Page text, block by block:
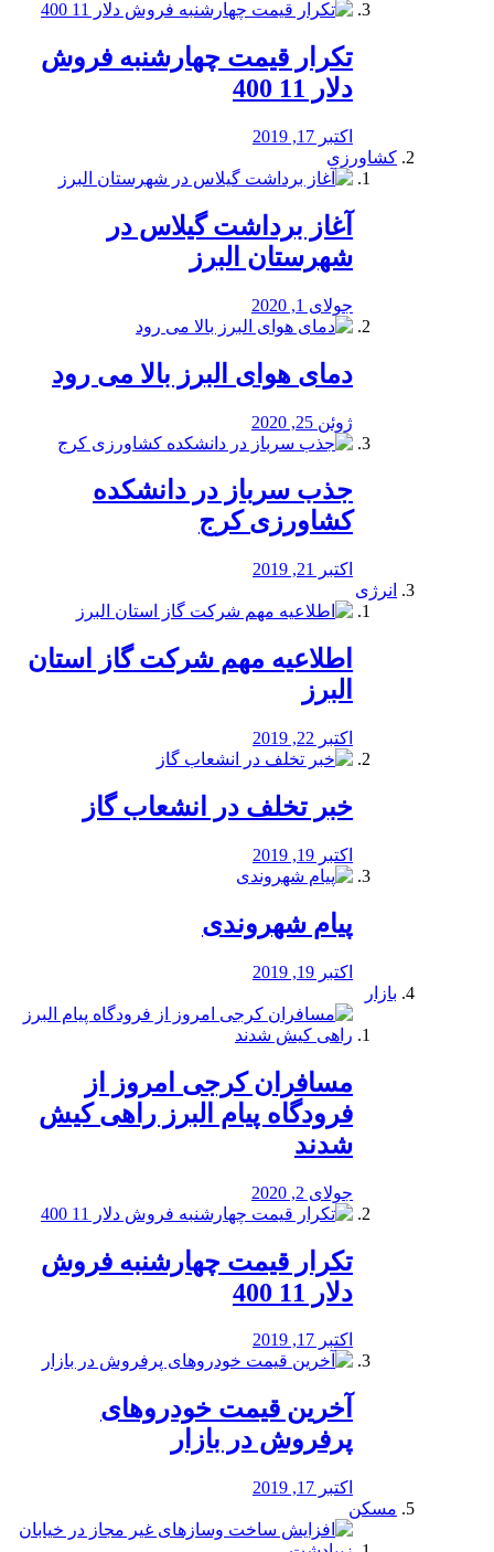
تکرار قیمت چهارشنبه فروش
دلار 11 400
اکتبر 17, 2019
کشاورزی
آغاز برداشت گیلاس در
شهرستان البرز
جولای 1, 2020
دمای هوای البرز بالا می رود
ژوئن 25, 2020
جذب سرباز در دانشکده
کشاورزی کرج
اکتبر 21, 2019
انرژی
️اطلاعیه مهم شرکت گاز استان
البرز
اکتبر 22, 2019
خبر تخلف در انشعاب گاز
اکتبر 19, 2019
پیام شهروندی
اکتبر 19, 2019
بازار
مسافران کرجی امروز از
فرودگاه پیام البرز راهی کیش
شدند
جولای 2, 2020
تکرار قیمت چهارشنبه فروش
دلار 11 400
اکتبر 17, 2019
آخرین قیمت خودرو‌های
پرفروش در بازار
اکتبر 17, 2019
مسکن